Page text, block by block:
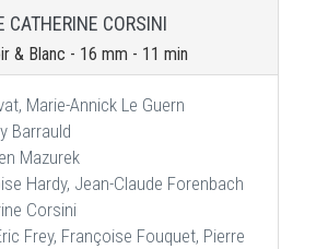
CATHERINE CORSINI
& Blanc - 16 mm - 11 min
Marie-Annick Le Guern
Barrauld
Mazurek
Hardy, Jean-Claude Forenbach
Corsini
Frey, Françoise Fouquet, Pierre